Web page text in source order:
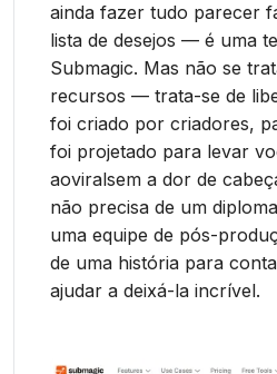
ainda fazer tudo parecer
lista de desejos — é uma
Submagic. Mas não se
recursos — trata-se de
foi criado por criadores,
foi projetado para levar
aoviralsem a dor de
não precisa de um
uma equipe de pós-
de uma história para
ajudar a deixá-la incrível.